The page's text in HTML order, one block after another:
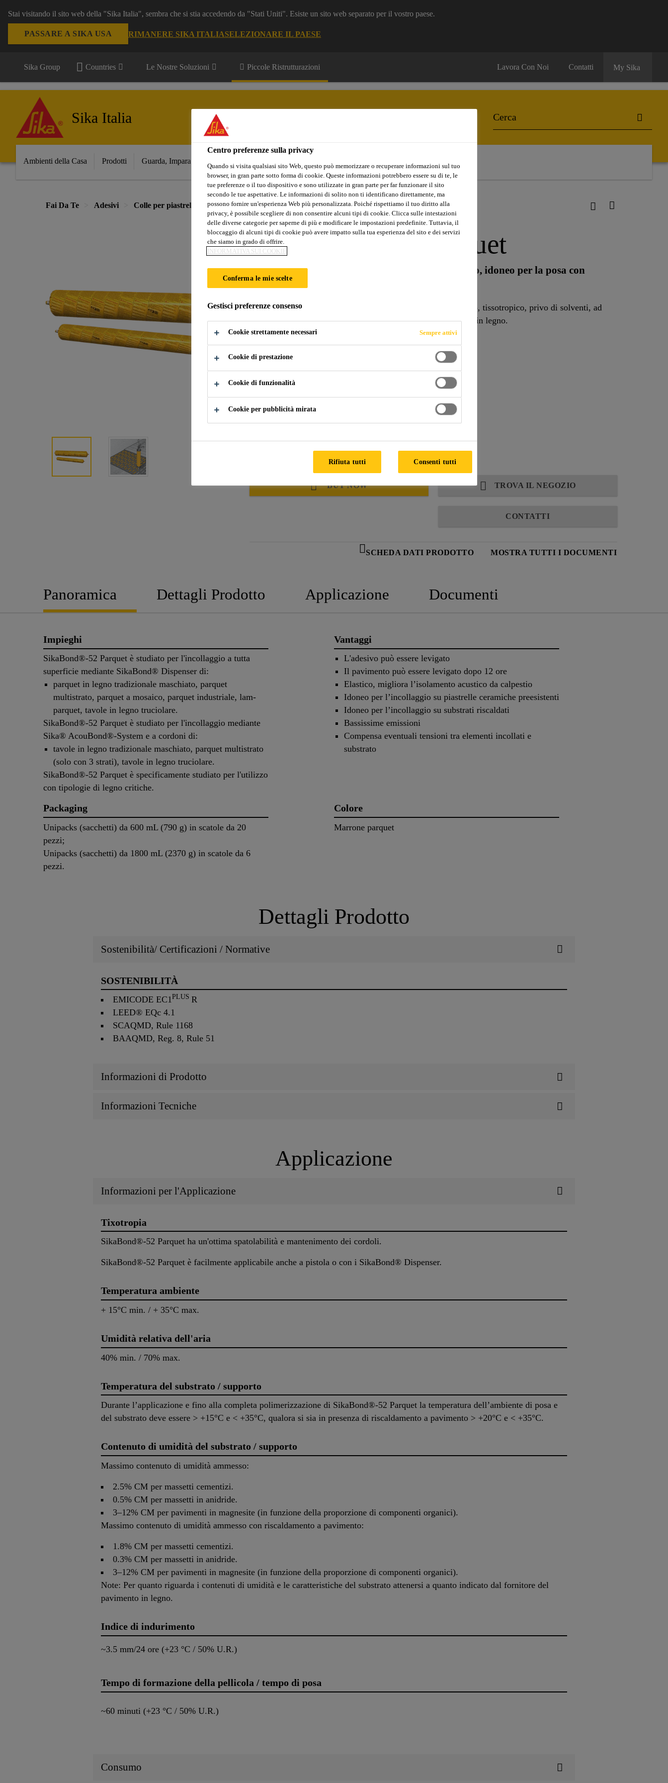
Stai visitando il sito web della "Sika Italia", sembra che si stia accedendo da "Stati Uniti". Esiste un sito web separato per il vostro paese.
PASSARE A SIKA USA RIMANERE SIKA ITALIASELEZIONARE IL PAESE
Sika Group Countries Le Nostre Soluzioni Piccole Ristrutturazioni Lavora Con Noi Contatti My Sika
Sika Italia
Ambienti della Casa Prodotti Guarda, Impara e Costruisci
Fai Da Te Adesivi Colle per piastrelle/pavimenti SikaBond®-52 Parquet
SikaBond®-52 Parquet
Adesivo elastico tissotropico per pavimenti in legno, idoneo per la posa con
dispenser o a cordoni
SikaBond®-52 Parquet è un adesivo monocomponente elastico, tissotropico, privo di solventi, ad
elevata presa iniziale. Specifico per l’incollaggio di pavimenti in legno.
L'adesivo può essere levigato
BUY NOW TROVA IL NEGOZIO
CONTATTI
SCHEDA DATI PRODOTTO MOSTRA TUTTI I DOCUMENTI
Panoramica Dettagli Prodotto Applicazione Documenti
Impieghi
SikaBond®-52 Parquet è studiato per l'incollaggio a tutta
superficie mediante SikaBond® Dispenser di:
parquet in legno tradizionale maschiato, parquet
multistrato, parquet a mosaico, parquet industriale, lam-
parquet, tavole in legno truciolare.
SikaBond®-52 Parquet è studiato per l'incollaggio mediante
Sika® AcouBond®-System e a cordoni di:
tavole in legno tradizionale maschiato, parquet multistrato
(solo con 3 strati), tavole in legno truciolare.
SikaBond®-52 Parquet è specificamente studiato per l'utilizzo
con tipologie di legno critiche.
Vantaggi
L'adesivo può essere levigato
Il pavimento può essere levigato dopo 12 ore
Elastico, migliora l’isolamento acustico da calpestio
Idoneo per l’incollaggio su piastrelle ceramiche preesistenti
Idoneo per l’incollaggio su substrati riscaldati
Bassissime emissioni
Compensa eventuali tensioni tra elementi incollati e
substrato
Packaging
Unipacks (sacchetti) da 600 mL (790 g) in scatole da 20
pezzi;
Unipacks (sacchetti) da 1800 mL (2370 g) in scatole da 6
pezzi.
Colore
Marrone parquet
Dettagli Prodotto
Sostenibilità/ Certificazioni / Normative
SOSTENIBILITÀ
EMICODE EC1PLUSR
LEED® EQc 4.1
SCAQMD, Rule 1168
BAAQMD, Reg. 8, Rule 51
Informazioni di Prodotto
Informazioni Tecniche
Applicazione
Informazioni per l'Applicazione
Tixotropia
SikaBond®-52 Parquet ha un'ottima spatolabilità e mantenimento dei cordoli.
SikaBond®-52 Parquet è facilmente applicabile anche a pistola o con i SikaBond® Dispenser.
Temperatura ambiente
+ 15°C min. / + 35°C max.
Umidità relativa dell'aria
40% min. / 70% max.
Temperatura del substrato / supporto
Durante l’applicazione e fino alla completa polimerizzazione di SikaBond®-52 Parquet la temperatura dell’ambiente di posa e
del substrato deve essere > +15°C e < +35°C, qualora si sia in presenza di riscaldamento a pavimento > +20°C e < +35°C.
Contenuto di umidità del substrato / supporto
Massimo contenuto di umidità ammesso:
2.5% CM per massetti cementizi.
0.5% CM per massetti in anidride.
3–12% CM per pavimenti in magnesite (in funzione della proporzione di componenti organici).
Massimo contenuto di umidità ammesso con riscaldamento a pavimento:
1.8% CM per massetti cementizi.
0.3% CM per massetti in anidride.
3–12% CM per pavimenti in magnesite (in funzione della proporzione di componenti organici).
Note: Per quanto riguarda i contenuti di umidità e le caratteristiche del substrato attenersi a quanto indicato dal fornitore del
pavimento in legno.
Indice di indurimento
~3.5 mm/24 ore (+23 °C / 50% U.R.)
Tempo di formazione della pellicola / tempo di posa
~60 minuti (+23 °C / 50% U.R.)
Consumo
Centro preferenze sulla privacy
Quando si visita qualsiasi sito Web, questo può memorizzare o recuperare informazioni sul tuo
browser, in gran parte sotto forma di cookie. Queste informazioni potrebbero essere su di te, le
tue preferenze o il tuo dispositivo e sono utilizzate in gran parte per far funzionare il sito
secondo le tue aspettative. Le informazioni di solito non ti identificano direttamente, ma
possono fornire un'esperienza Web più personalizzata. Poiché rispettiamo il tuo diritto alla
privacy, è possibile scegliere di non consentire alcuni tipi di cookie. Clicca sulle intestazioni
delle diverse categorie per saperne di più e modificare le impostazioni predefinite. Tuttavia, il
bloccaggio di alcuni tipi di cookie può avere impatto sulla tua esperienza del sito e dei servizi
che siamo in grado di offrire.
INFORMATIVA SUI COOKIE
Conferma le mie scelte
Gestisci preferenze consenso
Cookie strettamente necessari Sempre attivi
Cookie di prestazione
Cookie di funzionalità
Cookie per pubblicità mirata
Rifiuta tutti Consenti tutti